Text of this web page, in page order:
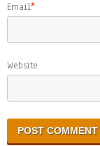
Email*
Website